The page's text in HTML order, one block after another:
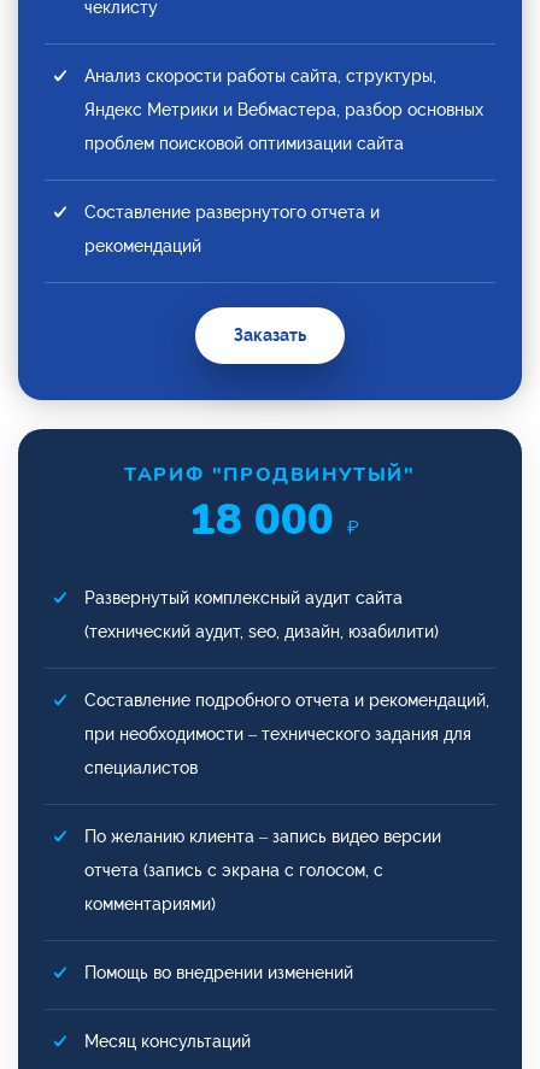
чеклисту
Анализ скорости работы сайта, структуры,
Яндекс Метрики и Вебмастера, разбор основных
проблем поисковой оптимизации сайта
Составление развернутого отчета и
рекомендаций
Заказать
ТАРИФ "ПРОДВИНУТЫЙ"
18 000 ₽
Развернутый комплексный аудит сайта
(технический аудит, seo, дизайн, юзабилити)
Составление подробного отчета и рекомендаций,
при необходимости – технического задания для
специалистов
По желанию клиента – запись видео версии
отчета (запись с экрана с голосом, с
комментариями)
Помощь во внедрении изменений
Месяц консультаций